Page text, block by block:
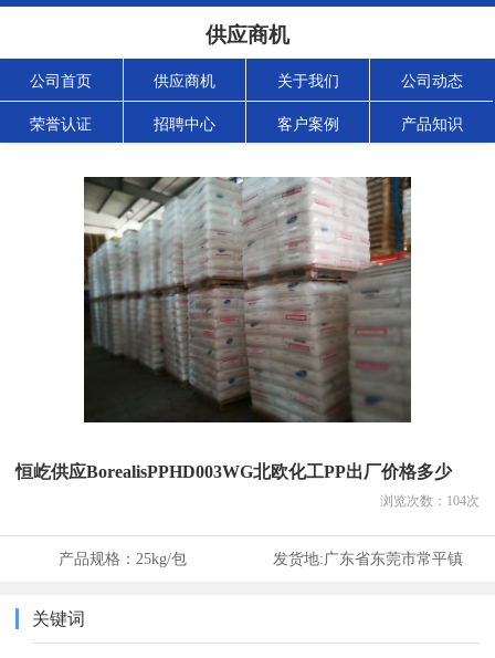
供应商机
公司首页 供应商机 关于我们 公司动态
荣誉认证 招聘中心 客户案例 产品知识
恒屹供应BorealisPPHD003WG北欧化工PP出厂价格多少
浏览次数： 104次
产品规格： 25kg/包 发货地:广东省东莞市常平镇
关键词